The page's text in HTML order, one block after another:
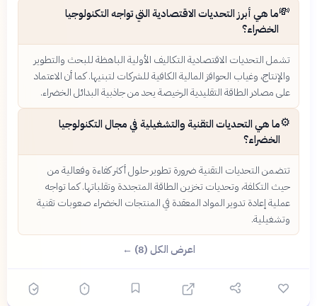
💸ما هي أبرز التحديات الاقتصادية التي تواجه التكنولوجيا
الخضراء؟
تشمل التحديات الاقتصادية التكاليف الأولية الباهظة للبحث والتطوير
والإنتاج، وغياب الحوافز المالية الكافية للشركات لتبنيها. كما أن الاعتماد
على مصادر الطاقة التقليدية الرخيصة يحد من جاذبية البدائل الخضراء.
⚙️ما هي التحديات التقنية والتشغيلية في مجال التكنولوجيا
الخضراء؟
تتضمن التحديات التقنية ضرورة تطوير حلول أكثر كفاءة وفعالية من
حيث التكلفة، وتحديات تخزين الطاقة المتجددة وتقلباتها. كما تواجه
عملية إعادة تدوير المواد المعقدة في المنتجات الخضراء صعوبات تقنية
وتشغيلية.
اعرض الكل (8) ←